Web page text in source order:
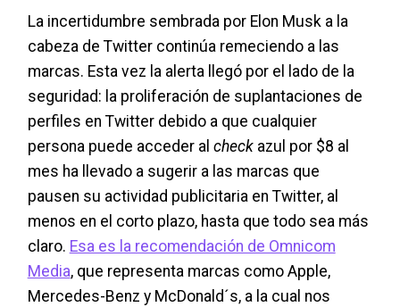
La incertidumbre sembrada por Elon Musk a la
cabeza de Twitter continúa remeciendo a las
marcas. Esta vez la alerta llegó por el lado de la
seguridad: la proliferación de suplantaciones de
perfiles en Twitter debido a que cualquier
persona puede acceder al checkazul por $8 al
mes ha llevado a sugerir a las marcas que
pausen su actividad publicitaria en Twitter, al
menos en el corto plazo, hasta que todo sea más
claro. Esa es la recomendación de Omnicom
Media, que representa marcas como Apple,
Mercedes-Benz y McDonald´s, a la cual nos